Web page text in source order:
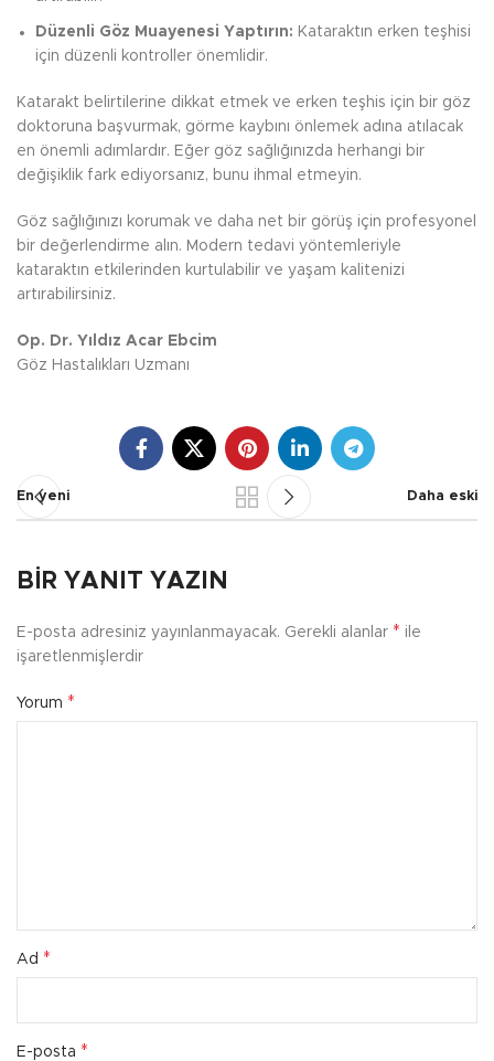
Düzenli Göz Muayenesi Yaptırın: Kataraktın erken teşhisi
için düzenli kontroller önemlidir.
Katarakt belirtilerine dikkat etmek ve erken teşhis için bir göz
doktoruna başvurmak, görme kaybını önlemek adına atılacak
en önemli adımlardır. Eğer göz sağlığınızda herhangi bir
değişiklik fark ediyorsanız, bunu ihmal etmeyin.
Göz sağlığınızı korumak ve daha net bir görüş için profesyonel
bir değerlendirme alın. Modern tedavi yöntemleriyle
kataraktın etkilerinden kurtulabilir ve yaşam kalitenizi
artırabilirsiniz.
Op. Dr. Yıldız Acar Ebcim
Göz Hastalıkları Uzmanı
En yeni Daha eski
BIR YANIT YAZIN
E-posta adresiniz yayınlanmayacak. Gerekli alanlar * ile
işaretlenmişlerdir
Yorum *
Ad *
E-posta *